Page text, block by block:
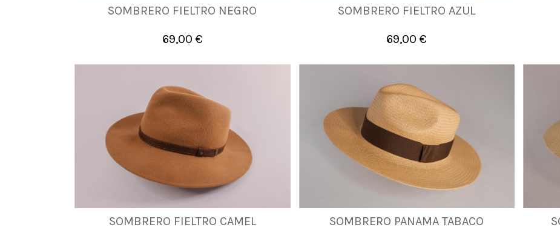
SOMBRERO FIELTRO NEGRO
69,00 €
56 57 58 59 60 61
Añadir al carrito
SOMBRERO FIELTRO AZUL
69,00 €
55 56 57 58 59 60 61
Añadir al carrito
SOMBRERO FIELTRO CAMEL
57 58 59 60 61 SOMBRERO PANAMA TABACO
56 58 60